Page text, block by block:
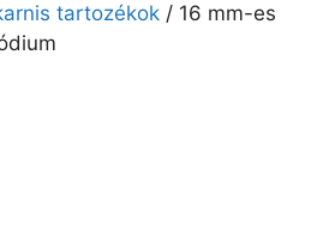
tartozékok / 16 mm-es